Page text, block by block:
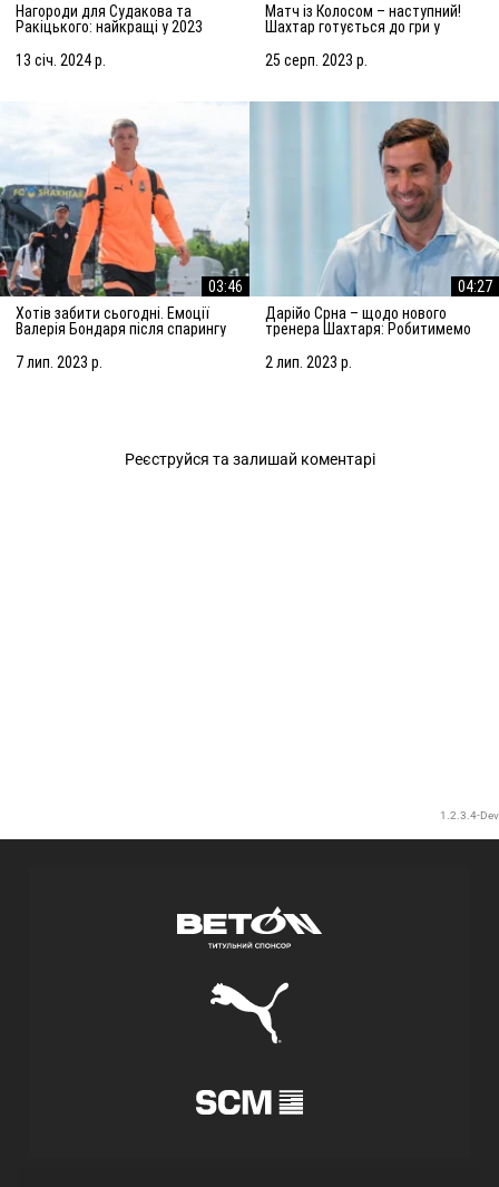
Нагороди для Судакова та
Ракіцького: найкращі у 2023
13 січ. 2024 р.
Матч із Колосом – наступний!
Шахтар готується до гри у
25 серп. 2023 р.
03:46
Хотів забити сьогодні. Емоції
Валерія Бондаря після спарингу
7 лип. 2023 р.
04:27
Дарійо Срна – щодо нового
тренера Шахтаря: Робитимемо
2 лип. 2023 р.